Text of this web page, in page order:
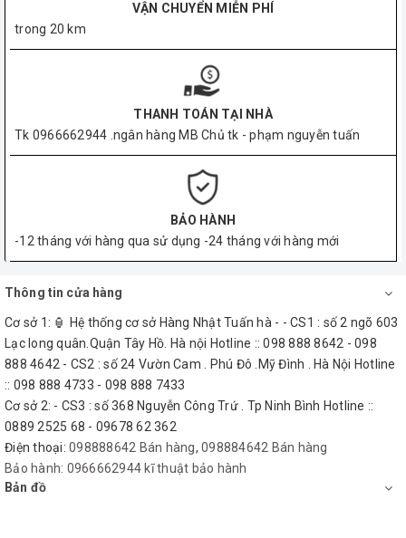
VẬN CHUYỂN MIỄN PHÍ
trong 20 km
THANH TOÁN TẠI NHÀ
Tk 0966662944 .ngân hàng MB Chủ tk - phạm nguyễn tuấn
BẢO HÀNH
-12 tháng với hàng qua sử dụng -24 tháng với hàng mới
Thông tin cửa hàng
Cơ sở 1: 🏮 Hệ thống cơ sở Hàng Nhật Tuấn hà - - CS1 : số 2 ngõ 603
Lạc long quân.Quận Tây Hồ. Hà nội Hotline :: 098 888 8642 - 098
888 4642 - CS2 : số 24 Vườn Cam . Phú Đô .Mỹ Đình . Hà Nội Hotline
:: 098 888 4733 - 098 888 7433
Cơ sở 2: - CS3 : số 368 Nguyễn Công Trứ . Tp Ninh Bình Hotline ::
0889 2525 68 - 09678 62 362
Điện thoại: 098888642 Bán hàng, 098884642 Bán hàng
Bảo hành: 0966662944 kĩ thuật bảo hành
Bản đồ